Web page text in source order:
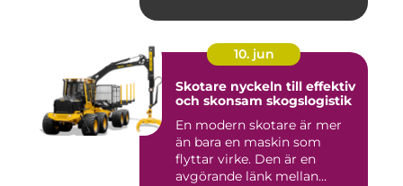
10. jun
Skotare nyckeln till effektiv
och skonsam skogslogistik
En modern skotare är mer
än bara en maskin som
flyttar virke. Den är en
avgörande länk mellan